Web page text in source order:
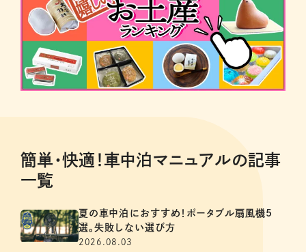
簡単・快適！車中泊マニュアルの記事
一覧
夏の車中泊におすすめ！ポータブル扇風機5
選。失敗しない選び方
2026.08.03